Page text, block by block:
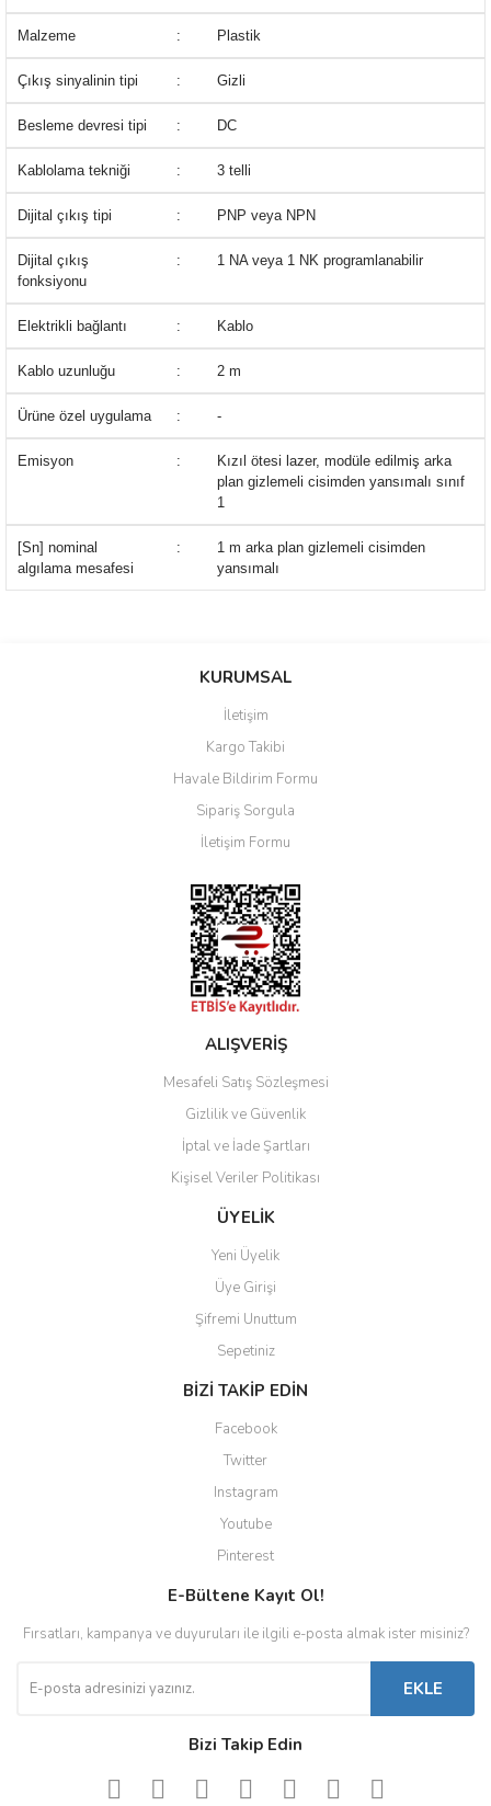
Malzeme : Plastik
Çıkış sinyalinin tipi : Gizli
Besleme devresi tipi : DC
Kablolama tekniği : 3 telli
Dijital çıkış tipi : PNP veya NPN
Dijital çıkış
fonksiyonu
: 1 NA veya 1 NK programlanabilir
Elektrikli bağlantı : Kablo
Kablo uzunluğu : 2 m
Ürüne özel uygulama : -
Emisyon :
Kızıl ötesi lazer, modüle edilmiş arka
plan gizlemeli cisimden yansımalı sınıf
1
[Sn] nominal
algılama mesafesi
:
1 m arka plan gizlemeli cisimden
yansımalı
Bu ürüne ilk yorumu siz yapın!
Ürün resmi kalitesiz, bozuk veya görüntülenemiyor.
Ürün açıklamasında eksik bilgiler bulunuyor.
Ürün bilgilerinde hatalar bulunuyor.
Ürün fiyatı diğer sitelerden daha pahalı.
Gönder
KURUMSAL
İletişim
Kargo Takibi
Havale Bildirim Formu
Sipariş Sorgula
İletişim Formu
ALIŞVERİŞ
Mesafeli Satış Sözleşmesi
Gizlilik ve Güvenlik
İptal ve İade Şartları
Kişisel Veriler Politikası
ÜYELİK
Yeni Üyelik
Üye Girişi
Şifremi Unuttum
Sepetiniz
BİZİ TAKİP EDİN
Facebook
Twitter
Instagram
Youtube
Pinterest
E-Bültene Kayıt Ol!
Fırsatları, kampanya ve duyuruları ile ilgili e-posta almak ister misiniz?
EKLE
Bizi Takip Edin